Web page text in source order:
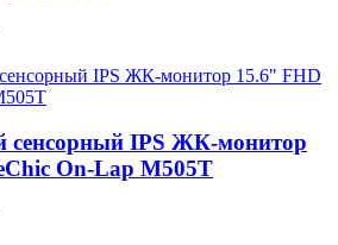
сенсорный IPS ЖК-монитор
On-Lap M505T